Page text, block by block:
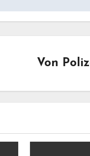
Von